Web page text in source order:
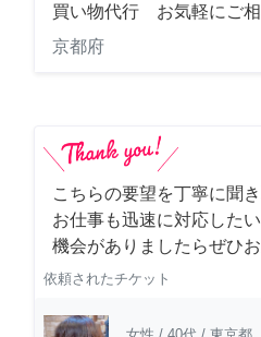
買い物代行 お気軽にご
京都府
こちらの要望を丁寧に聞
お仕事も迅速に対応した
機会がありましたらぜひ
依頼されたチケット